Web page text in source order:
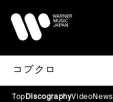
コブクロ
Top DiscographyVideoNews